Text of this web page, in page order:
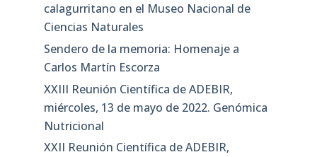
calagurritano en el Museo Nacional de
Ciencias Naturales
Sendero de la memoria: Homenaje a
Carlos Martín Escorza
XXIII Reunión Científica de ADEBIR,
miércoles, 13 de mayo de 2022. Genómica
Nutricional
XXII Reunión Científica de ADEBIR,